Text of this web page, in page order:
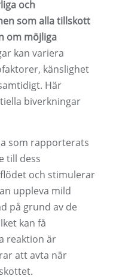
och
som alla tillskott
om möjliga
kan variera
känslighet
Här
biverkningar
som rapporterats
till dess
och stimulerar
uppleva mild
på grund av de
kan få
reaktion är
att avta när